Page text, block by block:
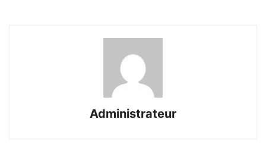
Administrateur